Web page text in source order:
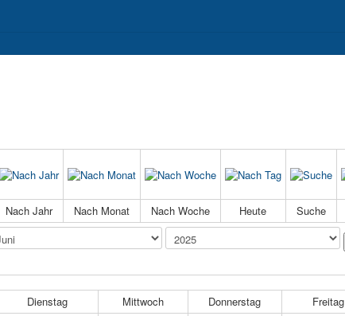
Nach Jahr Nach Monat Nach Woche Heute Suche
Dienstag Mittwoch Donnerstag Freitag